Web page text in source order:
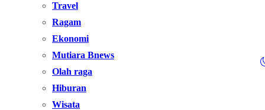
Travel
Ragam
Ekonomi
Mutiara Bnews
Olah raga
Hiburan
Wisata